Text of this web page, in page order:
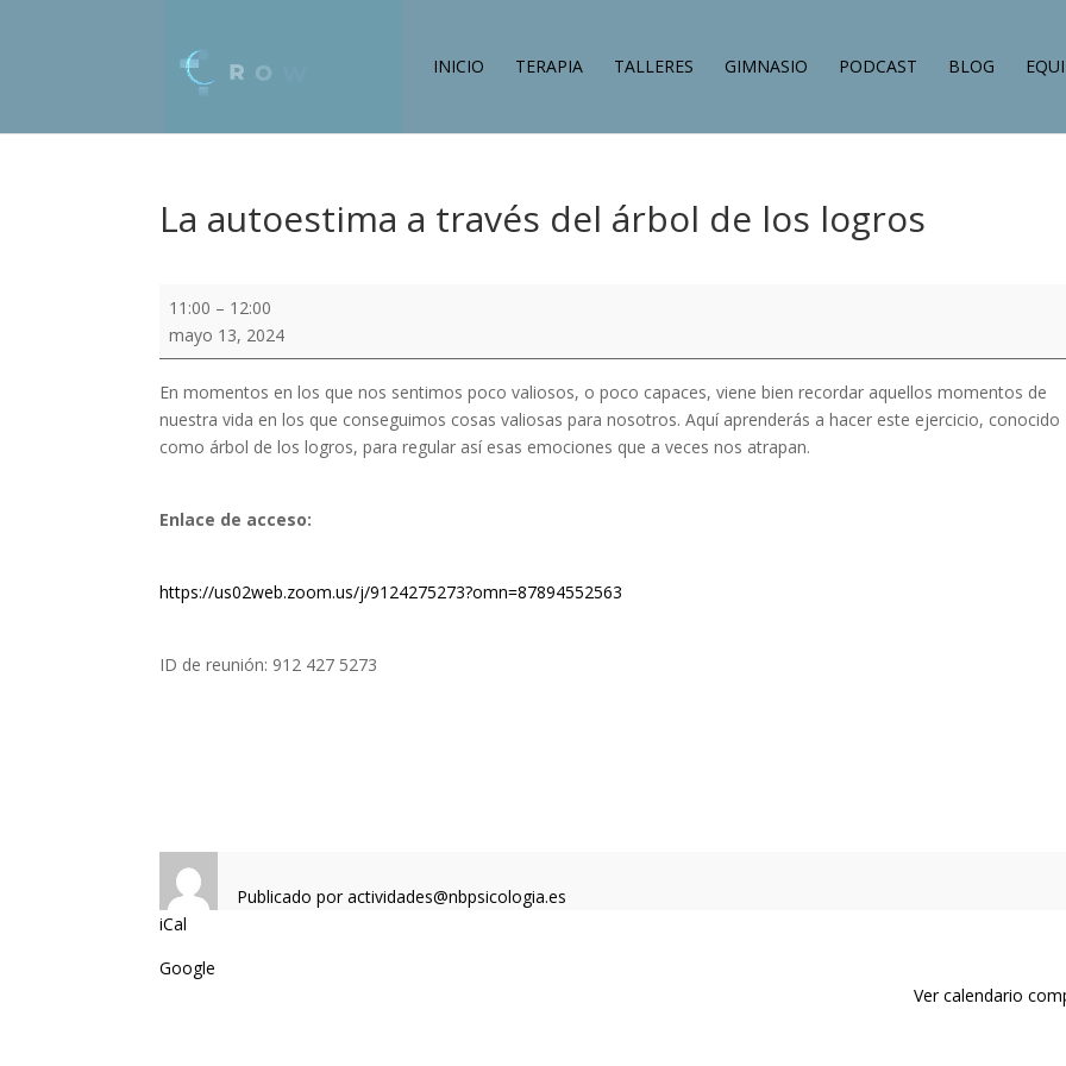
INICIO TERAPIA TALLERES GIMNASIO PODCAST BLOG
La autoestima a través del árbol de los logros
La
autoestima
del
árbol
de
logros
11:00 – 12:00
mayo 13, 2024
En momentos en los que nos sentimos poco valiosos, o poco capaces, viene bien recordar aquellos momentos de
nuestra vida en los que conseguimos cosas valiosas para nosotros. Aquí aprenderás a hacer este ejercicio, conocido
como árbol de los logros, para regular así esas emociones que a veces nos atrapan.
Enlace de acceso:
https://us02web.zoom.us/j/9124275273?omn=87894552563
ID de reunión: 912 427 5273
Publicado por actividades@nbpsicologia.es
iCal
Google
Ver calendario